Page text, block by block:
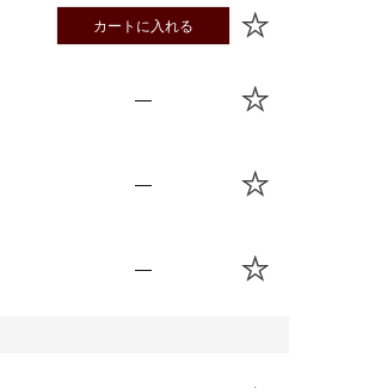
カートに入れる
—
—
—